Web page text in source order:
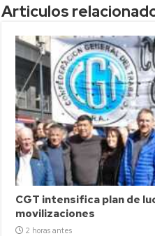
Articulos
CGT intensifica plan de
movilizaciones
2 horas antes